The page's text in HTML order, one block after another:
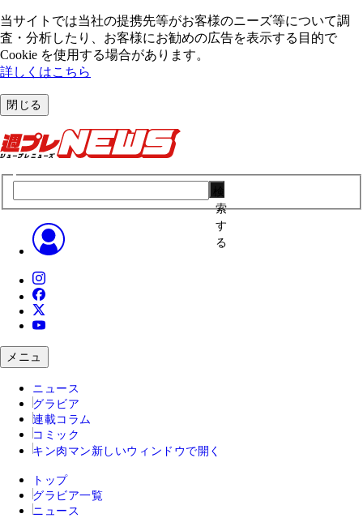
当サイトでは当社の提携先等がお客様のニーズ等について調
査・分析したり、お客様にお勧めの広告を表⽰する⽬的で
Cookie を使⽤する場合があります。
詳しくはこちら
閉じる
索
す
る
メニュ
ニュース
グラビア
連載コラム
コミック
キン肉マン 新しいウィンドウで開く
トップ
グラビア一覧
ニュース